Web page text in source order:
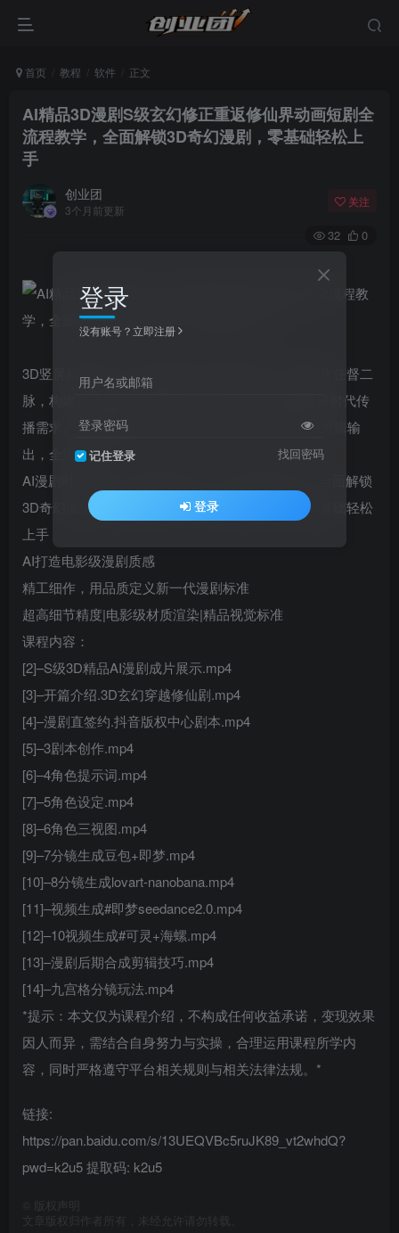
首页 教程 软件 正文
AI精品3D漫剧S级玄幻修正重返修仙界动画短剧全
流程教学，全面解锁3D奇幻漫剧，零基础轻松上
手
创业团
3个月前更新
关注
32 0
3D竖屏精品漫剧，短视频时代的视觉震撼。打通创作任督二
脉，构建系统化漫剧生成思维，标准化流程适配竖屏时代传
播需求。从思路创意-剧本分镜-角色场景-动作特效-剪辑输
出，全流程程
AI漫剧时代到来，竖屏3D新主场，打破专业壁垒，全面解锁
3D奇幻漫剧，时代趋势先行，全流程智能辅助，零基础轻松
上手
AI打造电影级漫剧质感
精工细作，用品质定义新一代漫剧标准
超高细节精度|电影级材质渲染|精品视觉标准
课程内容：
[2]–S级3D精品AI漫剧成片展示.mp4
[3]–开篇介绍.3D玄幻穿越修仙剧.mp4
[4]–漫剧直签约.抖音版权中心剧本.mp4
[5]–3剧本创作.mp4
[6]–4角色提示词.mp4
[7]–5角色设定.mp4
[8]–6角色三视图.mp4
[9]–7分镜生成豆包+即梦.mp4
[10]–8分镜生成lovart-nanobana.mp4
[11]–视频生成#即梦seedance2.0.mp4
[12]–10视频生成#可灵+海螺.mp4
[13]–漫剧后期合成剪辑技巧.mp4
[14]–九宫格分镜玩法.mp4
*提示：本文仅为课程介绍，不构成任何收益承诺，变现效果
因人而异，需结合自身努力与实操，合理运用课程所学内
容，同时严格遵守平台相关规则与相关法律法规。*
链接:
https://pan.baidu.com/s/13UEQVBc5ruJK89_vt2whdQ?
pwd=k2u5 提取码: k2u5
版权声明
文章版权归作者所有，未经允许请勿转载。
登录
没有账号？立即注册
用户名或邮箱
登录密码
记住登录 找回密码
登录